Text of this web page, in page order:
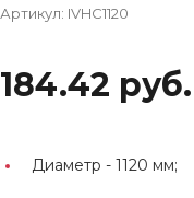
Артикул: IVHC1120
184.42 руб.
Диаметр - 1120 мм;